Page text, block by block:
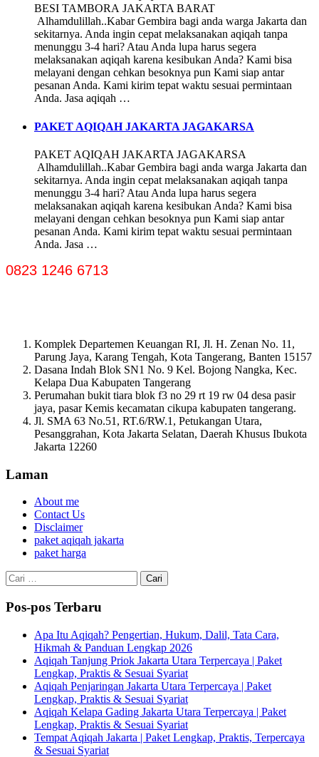
BESI TAMBORA JAKARTA BARAT
Alhamdulillah..Kabar Gembira bagi anda warga Jakarta dan
sekitarnya. Anda ingin cepat melaksanakan aqiqah tanpa
menunggu 3-4 hari? Atau Anda lupa harus segera
melaksanakan aqiqah karena kesibukan Anda? Kami bisa
melayani dengan cehkan besoknya pun Kami siap antar
pesanan Anda. Kami kirim tepat waktu sesuai permintaan
Anda. Jasa aqiqah …
PAKET AQIQAH JAKARTA JAGAKARSA
PAKET AQIQAH JAKARTA JAGAKARSA
Alhamdulillah..Kabar Gembira bagi anda warga Jakarta dan
sekitarnya. Anda ingin cepat melaksanakan aqiqah tanpa
menunggu 3-4 hari? Atau Anda lupa harus segera
melaksanakan aqiqah karena kesibukan Anda? Kami bisa
melayani dengan cehkan besoknya pun Kami siap antar
pesanan Anda. Kami kirim tepat waktu sesuai permintaan
Anda. Jasa …
0823 1246 6713
Komplek Departemen Keuangan RI, Jl. H. Zenan No. 11,
Parung Jaya, Karang Tengah, Kota Tangerang, Banten 15157
Dasana Indah Blok SN1 No. 9 Kel. Bojong Nangka, Kec.
Kelapa Dua Kabupaten Tangerang
Perumahan bukit tiara blok f3 no 29 rt 19 rw 04 desa pasir
jaya, pasar Kemis kecamatan cikupa kabupaten tangerang.
Jl. SMA 63 No.51, RT.6/RW.1, Petukangan Utara,
Pesanggrahan, Kota Jakarta Selatan, Daerah Khusus Ibukota
Jakarta 12260
Laman
About me
Contact Us
Disclaimer
paket aqiqah jakarta
paket harga
Cari
untuk:
Pos-pos Terbaru
Apa Itu Aqiqah? Pengertian, Hukum, Dalil, Tata Cara,
Hikmah & Panduan Lengkap 2026
Aqiqah Tanjung Priok Jakarta Utara Terpercaya | Paket
Lengkap, Praktis & Sesuai Syariat
Aqiqah Penjaringan Jakarta Utara Terpercaya | Paket
Lengkap, Praktis & Sesuai Syariat
Aqiqah Kelapa Gading Jakarta Utara Terpercaya | Paket
Lengkap, Praktis & Sesuai Syariat
Tempat Aqiqah Jakarta | Paket Lengkap, Praktis, Terpercaya
& Sesuai Syariat